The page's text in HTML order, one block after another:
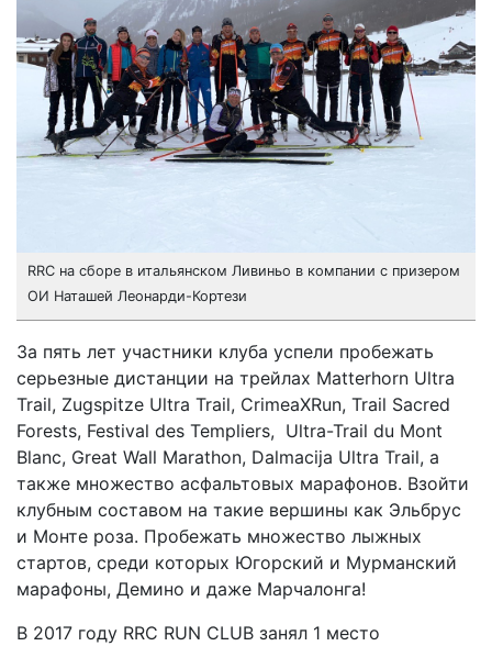
RRC на сборе в итальянском Ливиньо в компании с призером
ОИ Наташей Леонарди-Кортези
За пять лет участники клуба успели пробежать
серьезные дистанции на трейлах Matterhorn Ultra
Trail, Zugspitze Ultra Trail, CrimeaXRun, Trail Sacred
Forests, Festival des Templiers, Ultra-Trail du Mont
Blanc, Great Wall Marathon, Dalmacija Ultra Trail, а
также множество асфальтовых марафонов. Взойти
клубным составом на такие вершины как Эльбрус
и Монте роза. Пробежать множество лыжных
стартов, среди которых Югорский и Мурманский
марафоны, Демино и даже Марчалонга!
В 2017 году RRC RUN CLUB занял 1 место